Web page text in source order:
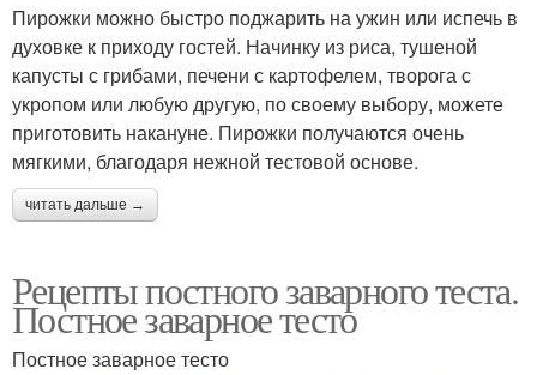
Пирожки можно быстро поджарить на ужин или испечь в
духовке к приходу гостей. Начинку из риса, тушеной
капусты с грибами, печени с картофелем, творога с
укропом или любую другую, по своему выбору, можете
приготовить накануне. Пирожки получаются очень
мягкими, благодаря нежной тестовой основе.
читать дальше →
Рецепты постного заварного теста.
Постное заварное тесто
Постное заварное тесто